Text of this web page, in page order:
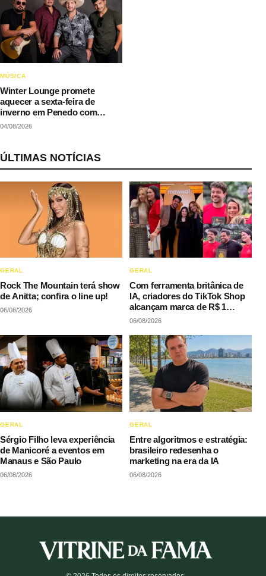
MÚSICA
Winter Lounge promete
aquecer a sexta-feira de
inverno em Penedo com
música e gastronomia
04/08/2026
ÚLTIMAS NOTÍCIAS
GERAL
Rock The Mountain terá show
de Anitta; confira o line up!
06/08/2026
GERAL
Com ferramenta britânica de
IA, criadores do TikTok Shop
alcançam marca de R$ 1
milhão em vendas sem
06/08/2026
GERAL
Sérgio Filho leva experiência
de Manicoré a eventos em
Manaus e São Paulo
06/08/2026
GERAL
Entre algoritmos e estratégia:
brasileiro redesenha o
marketing na era da IA
06/08/2026